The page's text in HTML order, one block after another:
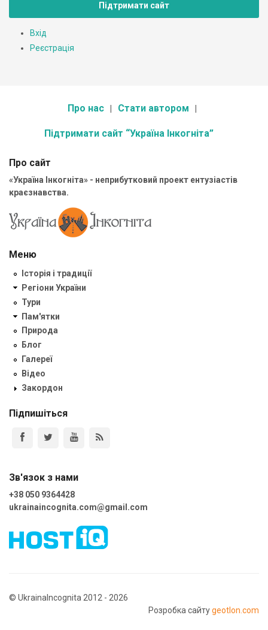
Підтримати сайт
Вхід
Реєстрація
Про нас Стати автором
Підтримати сайт “Україна Інкогніта”
Про сайт
«Україна Інкогніта» - неприбутковий проект ентузіастів
краєзнавства.
Меню
Історія і традиції
Регіони України
Тури
Пам'ятки
Природа
Блог
Галереї
Відео
Закордон
Підпишіться
Зв'язок з нами
+38 050 9364428
ukrainaincognita.com@gmail.com
© UkrainaIncognita 2012 - 2026
Розробка сайтуgeotlon.com